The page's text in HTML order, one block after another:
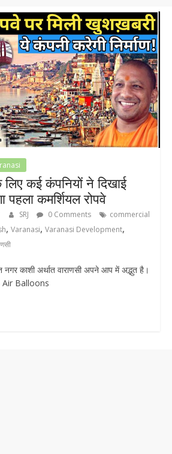
लिए कई कंपनियों ने दिखाई
पहला कमर्शियल रोपवे
SRJ 0 Comments
commercial
, Varanasi, Varanasi Development,
नगर काशी अर्थात वाराणसी अपने आप में अद्भुत है।
Air Balloons